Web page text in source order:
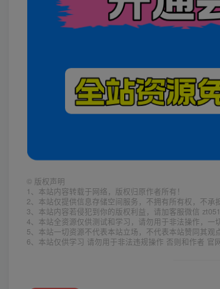
© 版权声明
1、本站内容转载于网络，版权归原作者所有！
2、本站仅提供信息存储空间服务，不拥有所有权，不承
3、本站内容若侵犯到你的版权利益，请加客服微信
4、本站全资源仅供测试和学习，请勿用于非法操作，一
5、本站一切资源不代表本站立场，不代表本站赞同其观
6、本站仅供学习 请勿用于非法违规操作 否则和作者 官